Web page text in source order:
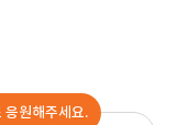
응원해주세요.